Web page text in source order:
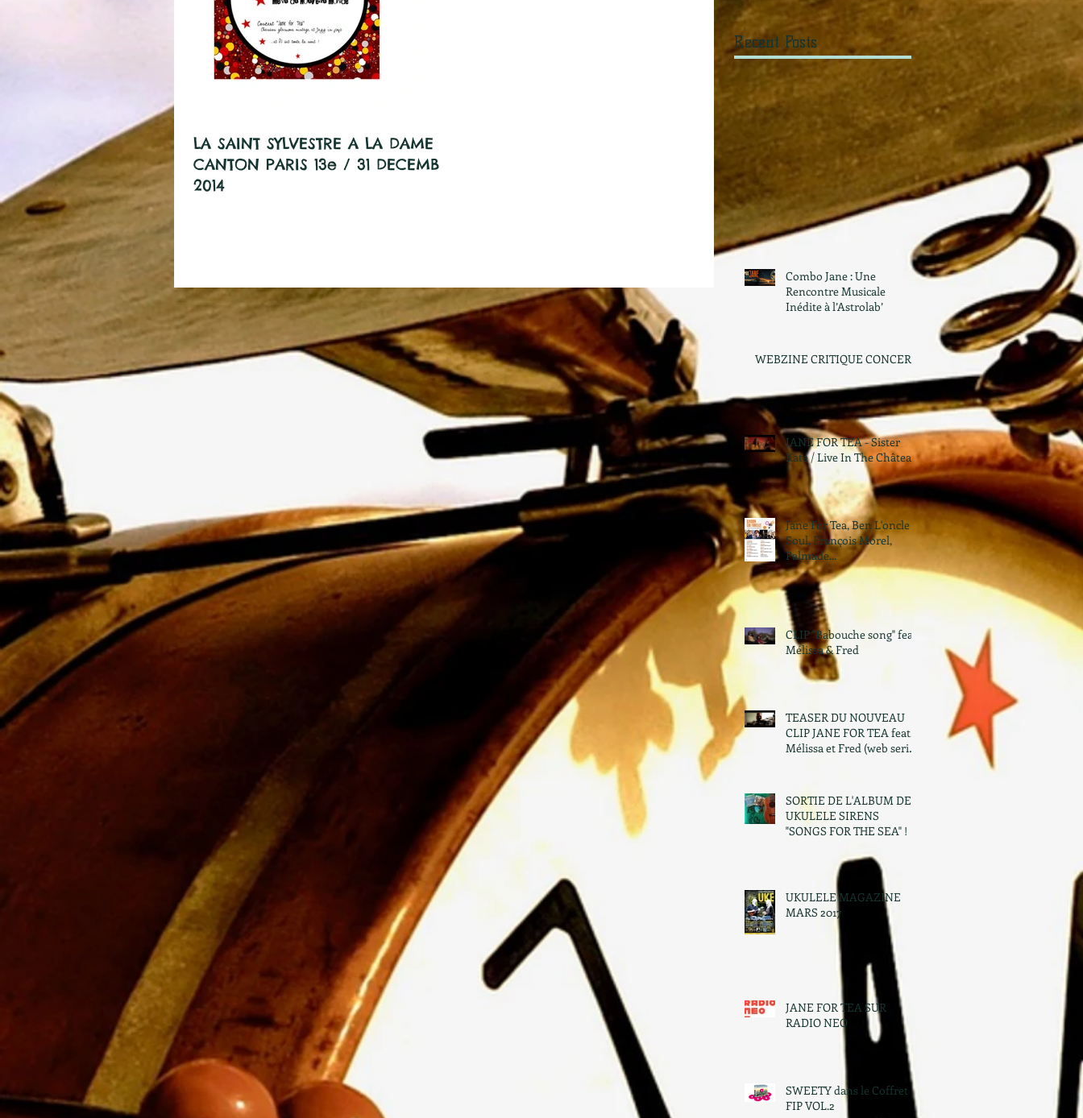
LA SAINT SYLVESTRE A LA DAME DE
CANTON PARIS 13e / 31 DECEMBRE
2014
Recent Posts
Combo Jane : Une
Rencontre Musicale
Inédite à l’Astrolab’
WEBZINE CRITIQUE CONCERT
JANE FOR TEA - Sister
Kate / Live In The Château
Jane For Tea, Ben L'oncle
Soul, François Morel,
Palmade...
CLIP "Babouche song" feat.
Mélissa & Fred
TEASER DU NOUVEAU
CLIP JANE FOR TEA feat.
Mélissa et Fred (web serie
SORTIE DE L'ALBUM DES
UKULELE SIRENS
"SONGS FOR THE SEA" !
UKULELE MAGAZINE
MARS 2017
JANE FOR TEA SUR
RADIO NEO
SWEETY dans le Coffret
FIP VOL.2